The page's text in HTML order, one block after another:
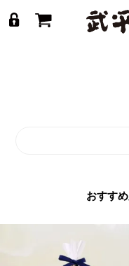
おすす